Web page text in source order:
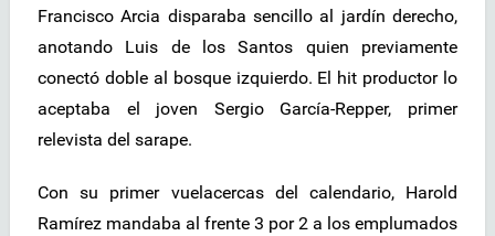
Francisco Arcia disparaba sencillo al jardín derecho,
anotando Luis de los Santos quien previamente
conectó doble al bosque izquierdo. El hit productor lo
aceptaba el joven Sergio García-Repper, primer
relevista del sarape.
Con su primer vuelacercas del calendario, Harold
Ramírez mandaba al frente 3 por 2 a los emplumados